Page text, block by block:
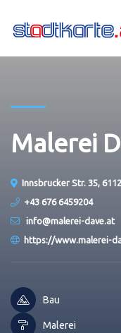
Malerei
Innsbrucker Str. 35,
+43 676 6459204
info@malerei-dave.at
https://www.malerei-
Bau
Malerei